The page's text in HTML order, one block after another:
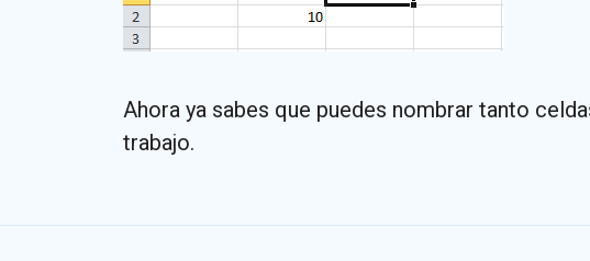
Ahora ya sabes que puedes nombrar tanto
trabajo.